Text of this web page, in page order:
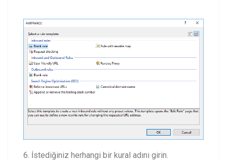
6. İstediğiniz herhangi bir kural adını girin.